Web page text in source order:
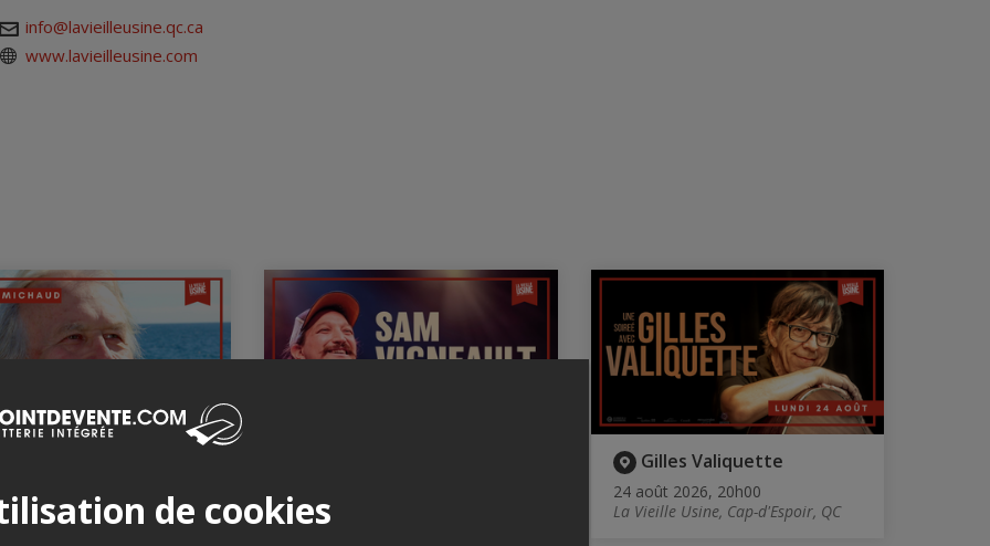
info@lavieilleusine.qc.ca
www.lavieilleusine.com
Usine, Cap-d'Espoir, QC
La Vieille Usine, Cap-d'Espoir, QC
Gilles Valiquette
24 août 2026, 20h00
La Vieille Usine, Cap-d'Espoir, QC
de cookies